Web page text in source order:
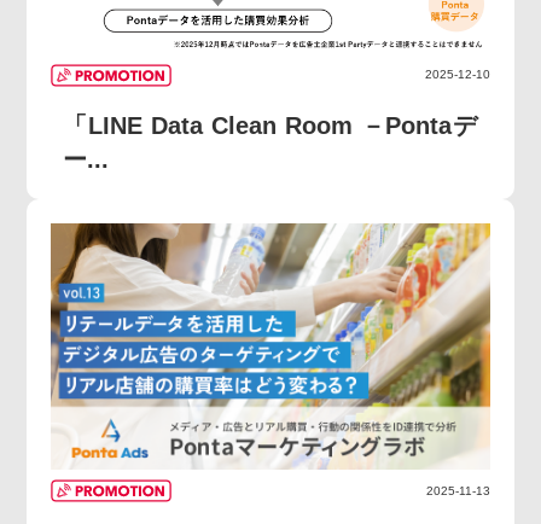
2025-12-10
「LINE Data Clean Room －Pontaデ
ー...
2025-11-13